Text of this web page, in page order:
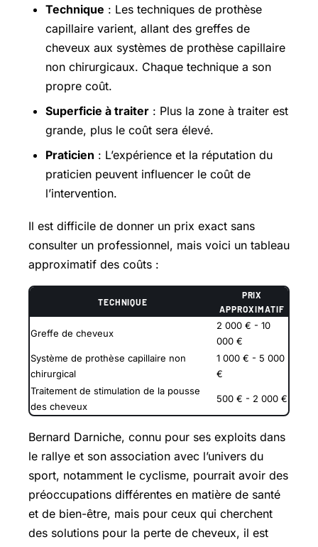
Technique : Les techniques de prothèse
capillaire varient, allant des greffes de
cheveux aux systèmes de prothèse capillaire
non chirurgicaux. Chaque technique a son
propre coût.
Superficie à traiter : Plus la zone à traiter est
grande, plus le coût sera élevé.
Praticien : L’expérience et la réputation du
praticien peuvent influencer le coût de
l’intervention.
Il est difficile de donner un prix exact sans
consulter un professionnel, mais voici un tableau
approximatif des coûts :
TECHNIQUE
PRIX
APPROXIMATIF
Greffe de cheveux
2 000 € - 10
000 €
Système de prothèse capillaire non
chirurgical
1 000 € - 5 000
€
Traitement de stimulation de la pousse
des cheveux
500 € - 2 000 €
Bernard Darniche, connu pour ses exploits dans
le rallye et son association avec l’univers du
sport, notamment le cyclisme, pourrait avoir des
préoccupations différentes en matière de santé
et de bien-être, mais pour ceux qui cherchent
des solutions pour la perte de cheveux, il est